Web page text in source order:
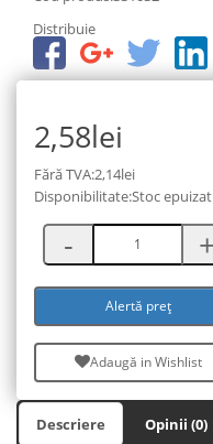
Distribuie
2,58lei
Fără TVA:2,14lei
Disponibilitate:Stoc epuizat
Alertă preț
Adaugă in Wishlist
Descriere Opinii (0)